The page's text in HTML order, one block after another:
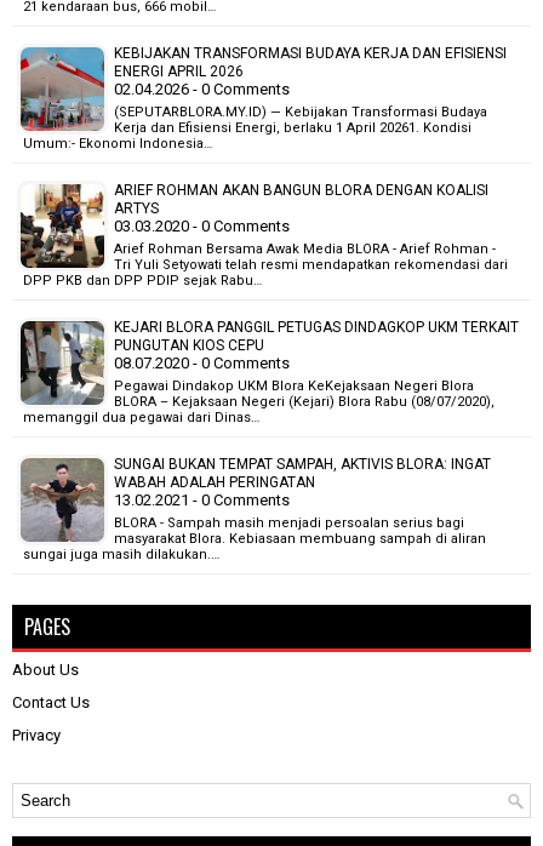
21 kendaraan bus, 666 mobil…
KEBIJAKAN TRANSFORMASI BUDAYA KERJA DAN EFISIENSI
ENERGI APRIL 2026
02.04.2026 - 0 Comments
(SEPUTARBLORA.MY.ID) — Kebijakan Transformasi Budaya
Kerja dan Efisiensi Energi, berlaku 1 April 20261. Kondisi
Umum:- Ekonomi Indonesia…
ARIEF ROHMAN AKAN BANGUN BLORA DENGAN KOALISI
ARTYS
03.03.2020 - 0 Comments
Arief Rohman Bersama Awak Media BLORA - Arief Rohman -
Tri Yuli Setyowati telah resmi mendapatkan rekomendasi dari
DPP PKB dan DPP PDIP sejak Rabu…
KEJARI BLORA PANGGIL PETUGAS DINDAGKOP UKM TERKAIT
PUNGUTAN KIOS CEPU
08.07.2020 - 0 Comments
Pegawai Dindakop UKM Blora KeKejaksaan Negeri Blora
BLORA – Kejaksaan Negeri (Kejari) Blora Rabu (08/07/2020),
memanggil dua pegawai dari Dinas…
SUNGAI BUKAN TEMPAT SAMPAH, AKTIVIS BLORA: INGAT
WABAH ADALAH PERINGATAN
13.02.2021 - 0 Comments
BLORA - Sampah masih menjadi persoalan serius bagi
masyarakat Blora. Kebiasaan membuang sampah di aliran
sungai juga masih dilakukan.…
PAGES
About Us
Contact Us
Privacy